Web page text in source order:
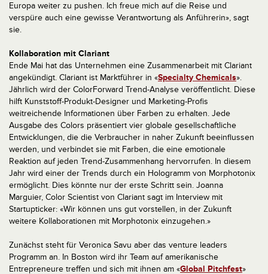
Europa weiter zu pushen. Ich freue mich auf die Reise und
verspüre auch eine gewisse Verantwortung als Anführerin», sagt
sie.
Kollaboration mit Clariant
Ende Mai hat das Unternehmen eine Zusammenarbeit mit Clariant
angekündigt. Clariant ist Marktführer in «Specialty Chemicals».
Jährlich wird der ColorForward Trend-Analyse veröffentlicht. Diese
hilft Kunststoff-Produkt-Designer und Marketing-Profis
weitreichende Informationen über Farben zu erhalten. Jede
Ausgabe des Colors präsentiert vier globale gesellschaftliche
Entwicklungen, die die Verbraucher in naher Zukunft beeinflussen
werden, und verbindet sie mit Farben, die eine emotionale
Reaktion auf jeden Trend-Zusammenhang hervorrufen. In diesem
Jahr wird einer der Trends durch ein Hologramm von Morphotonix
ermöglicht. Dies könnte nur der erste Schritt sein. Joanna
Marguier, Color Scientist von Clariant sagt im Interview mit
Startupticker: «Wir können uns gut vorstellen, in der Zukunft
weitere Kollaborationen mit Morphotonix einzugehen.»
Zunächst steht für Veronica Savu aber das venture leaders
Programm an. In Boston wird ihr Team auf amerikanische
Entrepreneure treffen und sich mit ihnen am «Global Pitchfest»